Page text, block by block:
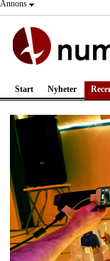
Annons
Start Nyheter